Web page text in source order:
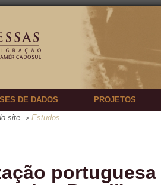
DE DADOS
PROJETOS
site > Estudos